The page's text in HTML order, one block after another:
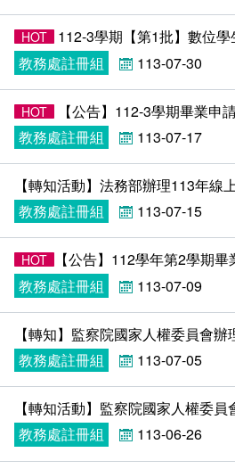
就學費用減免申請
選系申請
學分抵免及減修申請
在學
成績查詢
學生行事曆
數位學生證換發
校訊電子報
畢業
畢業申請
畢業學分配置
專業基礎必修課程
HOT
112-3學期【第1批】數位
教務處註冊組
113-07-30
HOT
【公告】112-3學期畢業申
教務處註冊組
113-07-17
【轉知活動】法務部辦理113年
教務處註冊組
113-07-15
HOT
【公告】112學年第2學期
教務處註冊組
113-07-09
【轉知】監察院國家人權委員會
教務處註冊組
113-07-05
【轉知活動】監察院國家人權委
教務處註冊組
113-06-26